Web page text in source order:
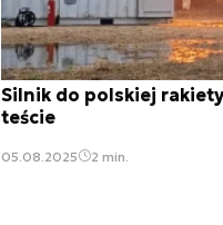
Silnik do polskiej
teście
05.08.2025 2 min.